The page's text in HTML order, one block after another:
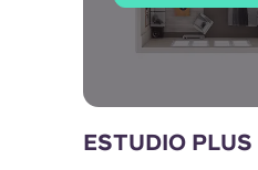
ESTUDIO PLUS